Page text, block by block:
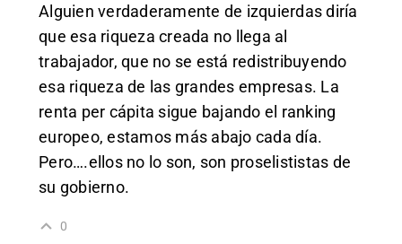
Alguien verdaderamente de izquierdas diría
que esa riqueza creada no llega al
trabajador, que no se está redistribuyendo
esa riqueza de las grandes empresas. La
renta per cápita sigue bajando el ranking
europeo, estamos más abajo cada día.
Pero….ellos no lo son, son proselististas de
su gobierno.
0